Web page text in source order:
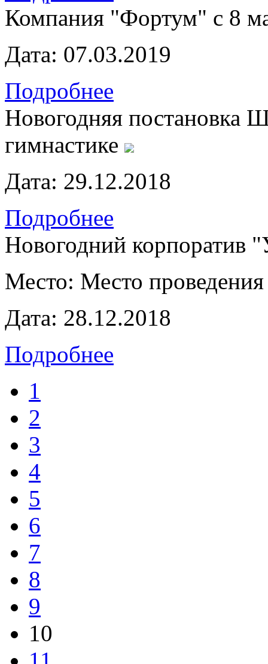
Компания "Фортум" с 8
Дата: 07.03.2019
Подробнее
Новогодняя постановка
гимнастике
Дата: 29.12.2018
Подробнее
Новогодний корпоратив
Место: Место
Дата: 28.12.2018
Подробнее
1
2
3
4
5
6
7
8
9
10